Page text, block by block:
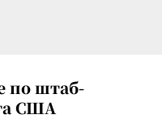
по штаб-
США